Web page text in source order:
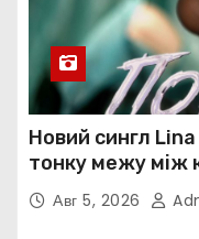
Новий сингл
тонку межу між
нав’язливою
Авг 5, 2026